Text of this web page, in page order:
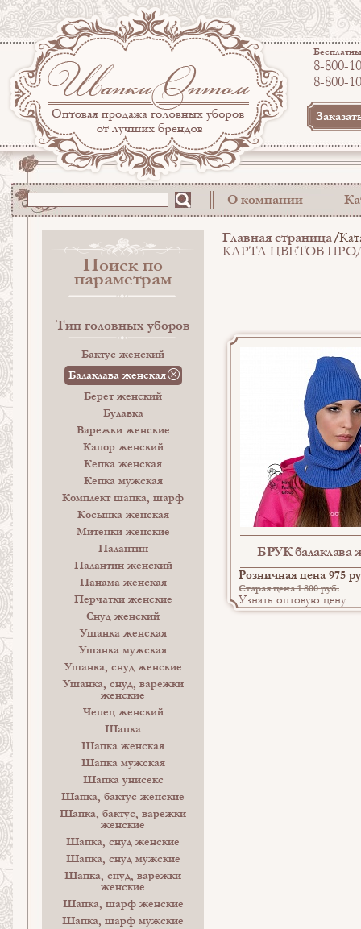
8-800-
8-800-
О компании
Поиск по
параметрам
Тип головных уборов
Бактус женский
Балаклава женская
Берет женский
Булавка
Варежки женские
Капор женский
Кепка женская
Кепка мужская
Комплект шапка, шарф
Косынка женская
Митенки женские
Палантин
Палантин женский
Панама женская
Перчатки женские
Снуд женский
Ушанка женская
Ушанка мужская
Ушанка, снуд женские
Ушанка, снуд, варежки
женские
Чепец женский
Шапка
Шапка женская
Шапка мужская
Шапка унисекс
Шапка, бактус женские
Шапка, бактус, варежки
женские
Шапка, снуд женские
Шапка, снуд мужские
Шапка, снуд, варежки
женские
Шапка, шарф женские
Шапка, шарф мужские
Главная страница
КАРТА ЦВЕТОВ
БРУК балаклава
Розничная цена 975
Старая цена 1 800 руб.
Узнать оптовую цену